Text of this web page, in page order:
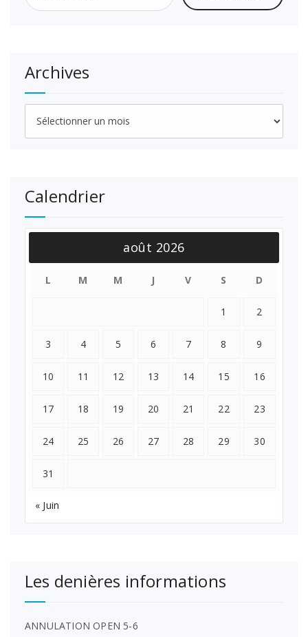
Archives
Archives
Calendrier
août 2026
L M M J V S D
1 2
3 4 5 6 7 8 9
10 11 12 13 14 15 16
17 18 19 20 21 22 23
24 25 26 27 28 29 30
31
« Juin
Les denières informations
ANNULATION OPEN 5-6